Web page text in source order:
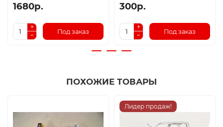
1680р.
Под заказ
300р.
Под заказ
ПОХОЖИЕ ТОВАРЫ
Лидер продаж!